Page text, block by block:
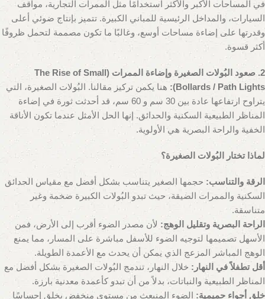
في المساحات الأكبر والأكثر استخدامًا مثل الممرات التجارية، مواقف
السيارات، والمداخل الرئيسية للمباني الكبيرة. تتميز بإنتاج ضوئي أعلى
وقدرتها على إضاءة مساحات أوسع، وغالبًا ما تكون مصممة لتحمل ظروفًا
أكثر قسوة.
2. صعود البُولات الصغيرة وإضاءة الممرات (The Rise of Small
Bollards / Path Lights):
هنا يكمن تركيز مقالنا. البُولات الصغيرة، التي
يتراوح ارتفاعها عادة بين 30 سم و 60 سم، قد أحدثت ثورة في إضاءة
المناظر الطبيعية السكنية والحدائق. إنها الحل الأمثل عندما تكون الأناقة
الخفية والراحة البصرية هي الأولوية.
لماذا تختار البُولات الصغيرة؟
الرقة والتناسب: حجمها الصغير يتناسب بشكل أفضل مع مقياس الحدائق
السكنية والممرات الضيقة، حيث تبدو البُولات الكبيرة ضخمة وغير
متناسقة.
الراحة البصرية وتقليل الوهج: لأن مصدر الضوء أقرب إلى الأرض، فمن
الأسهل تصميمها لتوجيه الضوء للأسفل مباشرة على المسار، مما يمنع
الوهج المباشر المزعج الذي يمكن أن يحدث مع الأعمدة الطويلة.
أقل تطفلاً في النهار: خلال النهار، تندمج البُولات الصغيرة بشكل أفضل مع
المناظر الطبيعية والنباتات، بدلاً من أن تبدو كأعمدة معدنية بارزة.
خلق أجواء حميمية: الضوء المنبعث من مستوى منخفض يخلق إحساسًا